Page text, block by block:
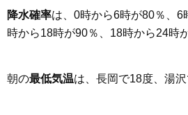
降水確率は、0時から6時が80％、6
時から18時が90％、18時から24時
朝の最低気温は、長岡で18度、湯沢